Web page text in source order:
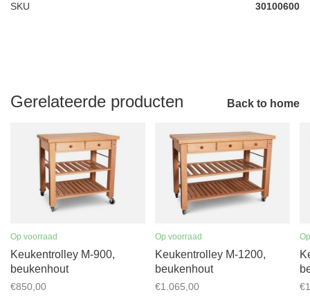
SKU 30100600
Gerelateerde producten Back to home
Op voorraad
Keukentrolley M-900,
beukenhout
€850,00
Op voorraad
Keukentrolley M-1200,
beukenhout
€1.065,00